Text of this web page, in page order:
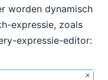
worden dynamisch
expressie, zoals
expressie-editor: